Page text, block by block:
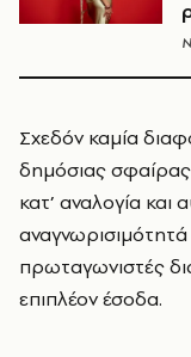
Σχεδόν καμία
δημόσιας
κατ’ αναλογία
πρωταγωνιστές
επιπλέον έσοδα.